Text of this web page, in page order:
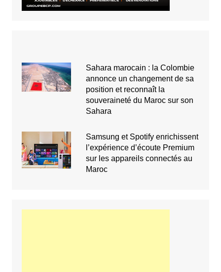
Sahara marocain : la Colombie
annonce un changement de sa
position et reconnaît la
souveraineté du Maroc sur son
Sahara
Samsung et Spotify enrichissent
l’expérience d’écoute Premium
sur les appareils connectés au
Maroc